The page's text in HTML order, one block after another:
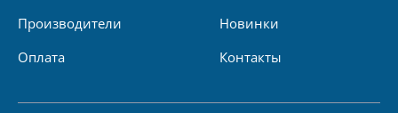
Производители
Оплата
Новинки
Контакты